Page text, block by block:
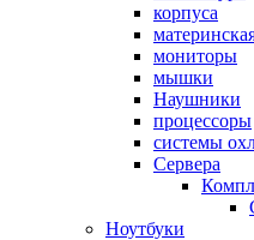
корпуса
мониторы
мышки
Наушники
процессоры
системы
Сервера
Ноутбуки